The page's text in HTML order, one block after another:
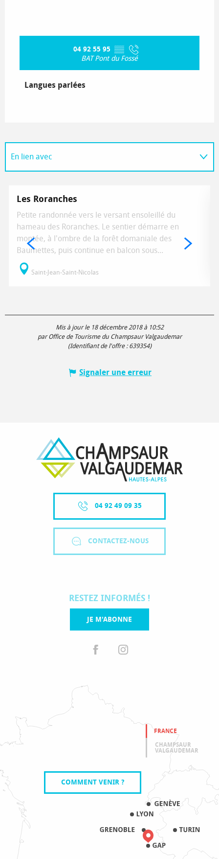
04 92 55 95 ▒▒
BAT Pont du Fossé
Langues parlées
Langues parlées
En lien avec
Les Roranches
Petite randonnée vers le versant ensoleillé du
hameau des Roranches. Le sentier démarre en
montée, à l'ombre de la forêt domaniale des
Baumettes, puis continue en balcon sous...
Saint-Jean-Saint-Nicolas
Mis à jour le 18 décembre 2018 à 10:52
par Office de Tourisme du Champsaur Valgaudemar
(Identifiant de l'offre : 639354)
Signaler une erreur
04 92 49 09 35
CONTACTEZ-NOUS
RESTEZ INFORMÉS !
JE M'ABONNE
FRANCE
CHAMPSAUR
VALGAUDEMAR
COMMENT VENIR ?